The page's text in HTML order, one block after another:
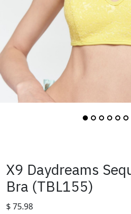
X9 Daydreams
Bra (TBL155)
$75.98